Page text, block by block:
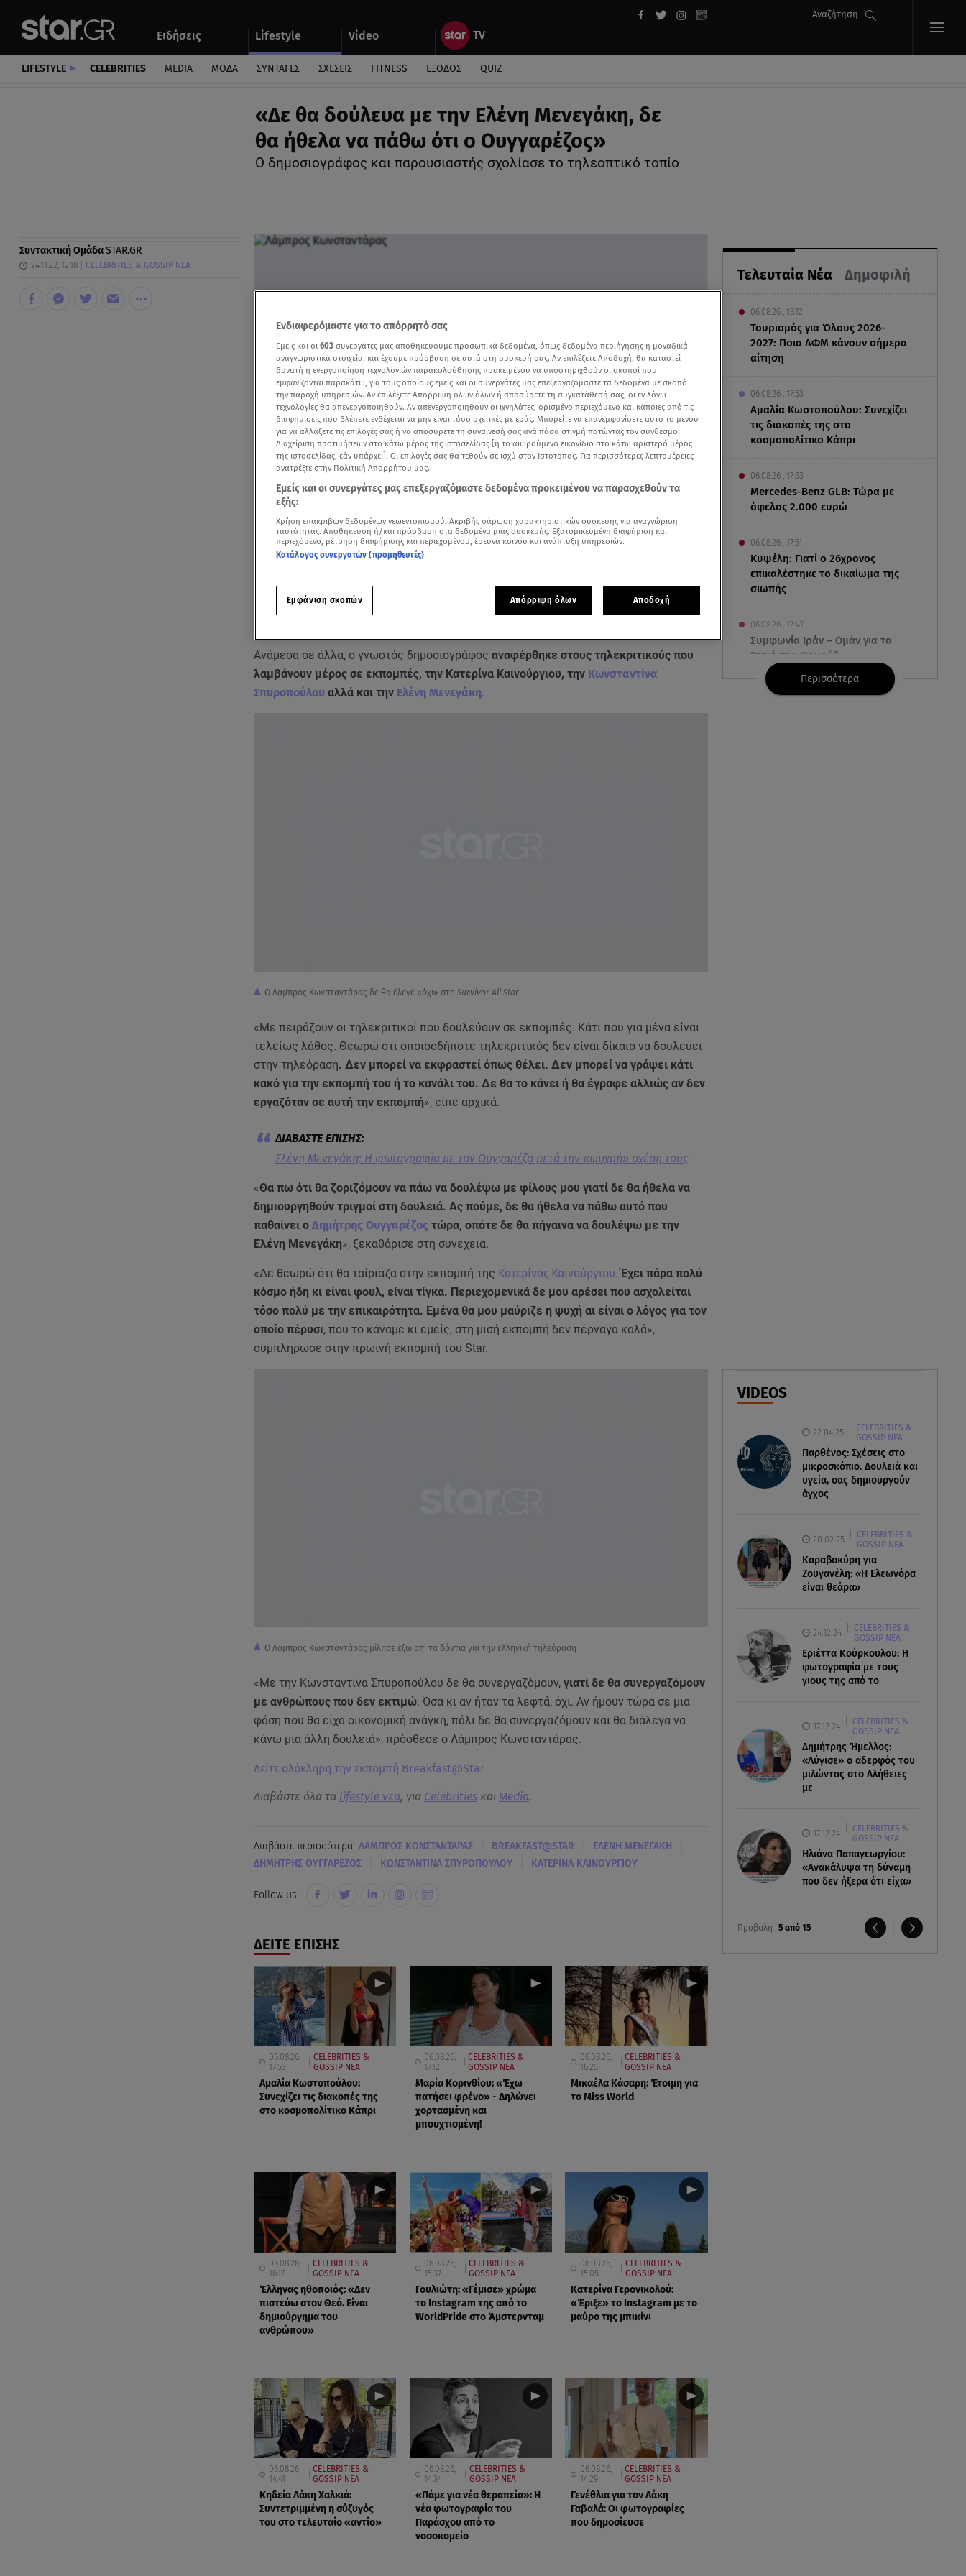
Ειδήσεις Lifestyle Video
Αναζήτηση
Αυτοκίνητο
LIFESTYLE CELEBRITIES MEDIA ΜΟΔΑ ΣΥΝΤΑΓΕΣ ΣΧΕΣΕΙΣ FITNESS ΕΞΟΔΟΣ QUIZ
«Δε θα δούλευα με την Ελένη Μενεγάκη, δε
θα ήθελα να πάθω ότι ο Ουγγαρέζος»
Ο δημοσιογράφος και παρουσιαστής σχολίασε το τηλεοπτικό τοπίο
Τελευταία Νέα Δημοφιλή
06.08.26 , 18:12
Τουρισμός για Όλους 2026-
2027: Ποια ΑΦΜ κάνουν σήμερα
αίτηση
06.08.26 , 17:53
Αμαλία Κωστοπούλου: Συνεχίζει
τις διακοπές της στο
κοσμοπολίτικο Κάπρι
06.08.26 , 17:53
Mercedes-Benz GLB: Τώρα με
όφελος 2.000 ευρώ
06.08.26 , 17:51
Κυψέλη: Γιατί ο 26χρονος
επικαλέστηκε το δικαίωμα της
σιωπής
06.08.26 , 17:43
Συμφωνία Ιράν – Ομάν για τα
Στενά του Ορμούζ
06.08.26 , 17:12
Suzuki: Δείτε πόσα αυτοκίνητα
πούλησε
Περισσότερα
VIDEOS
22.04.25
CELEBRITIES &
GOSSIP ΝΕΑ
Παρθένος: Σχέσεις στο
μικροσκόπιο. Δουλειά και
υγεία, σας δημιουργούν
άγχος
20.02.25
CELEBRITIES &
GOSSIP ΝΕΑ
Καραβοκύρη για
Ζουγανέλη: «Η Ελεωνόρα
είναι θεάρα»
24.12.24
CELEBRITIES &
GOSSIP ΝΕΑ
Εριέττα Κούρκουλου: Η
φωτογραφία με τους
γιους της από το
17.12.24
CELEBRITIES &
GOSSIP ΝΕΑ
Δημήτρης Ήμελλος:
«Λύγισε» ο αδερφός του
μιλώντας στο Αλήθειες
με
17.12.24
CELEBRITIES &
GOSSIP ΝΕΑ
Ηλιάνα Παπαγεωργίου:
«Ανακάλυψα τη δύναμη
που δεν ήξερα ότι είχα»
Προβολή 5 από 15
Συντακτική ΟμάδαSTAR.GR
24.11.22, 12:18 CELEBRITIES & GOSSIP ΝΕΑ
Add star.gr on Google
Μια εφ’ όλης της ύλης συνέντευξη παραχώρησε οΛάμπρος Κωνσταντάραςστη Μαίρη
Αργυριάδου και την κάμερα της εκπομπής
Ανάμεσα σε άλλα, ο γνωστός δημοσιογράφος αναφέρθηκε στους τηλεκριτικούς που
λαμβάνουν μέρος σε εκπομπές, την Κατερίνα Καινούργιου, την Κωνσταντίνα
Σπυροπούλου αλλά και την Ελένη Μενεγάκη.
Ο Λάμπρος Κωνσταντάρας δε θα έλεγε «όχι» στο Survivor All Star
«Με πειράζουν οι τηλεκριτικοί που δουλεύουν σε εκπομπές. Κάτι που για μένα είναι
τελείως λάθος. Θεωρώ ότι οποιοσδήποτε τηλεκριτικός δεν είναι δίκαιο να δουλεύει
στην τηλεόραση. Δεν μπορεί να εκφραστεί όπως θέλει. Δεν μπορεί να γράψει κάτι
κακό για την εκπομπή του ή το κανάλι του. Δε θα το κάνει ή θα έγραφε αλλιώς αν δεν
εργαζόταν σε αυτή την εκπομπή», είπε αρχικά.
Ελένη Μενεγάκη: Η φωτογραφία με τον Ουγγαρέζο μετά την «ψυχρή» σχέση τους
«Θα πω ότι θα ζοριζόμουν να πάω να δουλέψω με φίλους μου γιατί δε θα ήθελα να
δημιουργηθούν τριγμοί στη δουλειά. Ας πούμε, δε θα ήθελα να πάθω αυτό που
παθαίνει ο Δημήτρης Ουγγαρέζος τώρα, οπότε δε θα πήγαινα να δουλέψω με την
Ελένη Μενεγάκη», ξεκαθάρισε στη συνεχεια.
«Δε θεωρώ ότι θα ταίριαζα στην εκπομπή της Κατερίνας Καινούργιου.Έχει πάρα πολύ
κόσμο ήδη κι είναι φουλ, είναι τίγκα. Περιεχομενικά δε μου αρέσει που ασχολείται
τόσο πολύ με την επικαιρότητα. Εμένα θα μου μαύριζε η ψυχή αι είναι ο λόγος για τον
οποίο πέρυσι, που το κάναμε κι εμείς, στη μισή εκπομπή δεν πέρναγα καλά»,
συμπλήρωσε στην πρωινή εκπομπή του Star.
O Λάμπρος Κωνσταντάρας μίλησε έξω απ' τα δόντια για την ελληνική τηλεόραση
«Με την Κωνσταντίνα Σπυροπούλου δε θα συνεργαζόμουν,γιατί δε θα συνεργαζόμουν
με ανθρώπους που δεν εκτιμώ. Όσα κι αν ήταν τα λεφτά, όχι. Αν ήμουν τώρα σε μια
φάση που θα είχα οικονομική ανάγκη, πάλι δε θα συνεργαζόμουν και θα διάλεγα να
κάνω μια άλλη δουλειά», πρόσθεσε ο Λάμπρος Κωνσταντάρας.
Δείτε ολόκληρη την εκπομπή Breakfast@Star
Διαβάστε όλα τα lifestyle νεα, για Celebritiesκαι Media.
Διαβάστε περισσότερα: ΛΑΜΠΡΟΣ ΚΩΝΣΤΑΝΤΑΡΑΣ BREAKFAST@STAR ΕΛΕΝΗ ΜΕΝΕΓΑΚΗ
ΔΗΜΗΤΡΗΣ ΟΥΓΓΑΡΕΖΟΣ ΚΩΝΣΤΑΝΤΙΝΑ ΣΠΥΡΟΠΟΥΛΟΥ KΑΤΕΡΙΝΑ ΚΑΙΝΟΥΡΓΙΟΥ
Follow us:
ΔΕΙΤΕ ΕΠΙΣΗΣ
06.08.26,
17:53
CELEBRITIES &
GOSSIP ΝΕΑ
Αμαλία Κωστοπούλου:
Συνεχίζει τις διακοπές της
στο κοσμοπολίτικο Κάπρι
06.08.26,
17:12
CELEBRITIES &
GOSSIP ΝΕΑ
Μαρία Κορινθίου: «Έχω
πατήσει φρένο» - Δηλώνει
χορτασμένη και
μπουχτισμένη!
06.08.26,
16:25
CELEBRITIES &
GOSSIP ΝΕΑ
Μικαέλα Κάσαρη: Έτοιμη για
το Miss World
06.08.26,
16:17
CELEBRITIES &
GOSSIP ΝΕΑ
Έλληνας ηθοποιός: «Δεν
πιστεύω στον Θεό. Είναι
δημιούργημα του
ανθρώπου»
06.08.26,
15:37
CELEBRITIES &
GOSSIP ΝΕΑ
Γουλιώτη: «Γέμισε» χρώμα
το Instagram της από το
WorldPride στο Άμστερνταμ
06.08.26,
15:05
CELEBRITIES &
GOSSIP ΝΕΑ
Κατερίνα Γερονικολού:
«Έριξε» το Instagram με το
μαύρο της μπικίνι
06.08.26,
14:41
CELEBRITIES &
GOSSIP ΝΕΑ
Κηδεία Λάκη Χαλκιά:
Συντετριμμένη η σύζυγός
του στο τελευταίο «αντίο»
06.08.26,
14:34
CELEBRITIES &
GOSSIP ΝΕΑ
«Πάμε για νέα θεραπεία»: Η
νέα φωτογραφία του
Παράσχου από το
νοσοκομείο
06.08.26,
14:29
CELEBRITIES &
GOSSIP ΝΕΑ
Γενέθλια για τον Λάκη
Γαβαλά: Οι φωτογραφίες
που δημοσίευσε
Ενδιαφερόμαστε για το απόρρητό σας
Εμείς και οι 603 συνεργάτες μας αποθηκεύουμε προσωπικά δεδομένα, όπως δεδομένα περιήγησης ή μοναδικά
αναγνωριστικά στοιχεία, και έχουμε πρόσβαση σε αυτά στη συσκευή σας. Αν επιλέξετε Αποδοχή, θα καταστεί
δυνατή η ενεργοποίηση τεχνολογιών παρακολούθησης προκειμένου να υποστηριχθούν οι σκοποί που
εμφανίζονται παρακάτω, για τους οποίους εμείς και οι συνεργάτες μας επεξεργαζόμαστε τα δεδομένα με σκοπό
την παροχή υπηρεσιών. Αν επιλέξετε Απόρριψη όλων όλων ή αποσύρετε τη συγκατάθεσή σας, οι εν λόγω
τεχνολογίες θα απενεργοποιηθούν. Αν απενεργοποιηθούν οι ιχνηλάτες, ορισμένο περιεχόμενο και κάποιες από τις
διαφημίσεις που βλέπετε ενδέχεται να μην είναι τόσο σχετικές με εσάς. Μπορείτε να επανεμφανίσετε αυτό το μενού
για να αλλάξετε τις επιλογές σας ή να αποσύρετε τη συναίνεσή σας ανά πάσα στιγμή πατώντας τον σύνδεσμο
Διαχείριση προτιμήσεων στο κάτω μέρος της ιστοσελίδας [ή το αιωρούμενο εικονίδιο στο κάτω αριστερό μέρος
της ιστοσελίδας, εάν υπάρχει]. Οι επιλογές σας θα τεθούν σε ισχύ στον Ιστότοπος. Για περισσότερες λεπτομέρειες
ανατρέξτε στην Πολιτική Απορρήτου μας.
Εμείς και οι συνεργάτες μας επεξεργαζόμαστε δεδομένα προκειμένου να παρασχεθούν τα
εξής:
Χρήση επακριβών δεδομένων γεωεντοπισμού. Ακριβής σάρωση χαρακτηριστικών συσκευής για αναγνώριση
ταυτότητας. Αποθήκευση ή/και πρόσβαση στα δεδομένα μιας συσκευής. Εξατομικευμένη διαφήμιση και
περιεχόμενο, μέτρηση διαφήμισης και περιεχομένου, έρευνα κοινού και ανάπτυξη υπηρεσιών.
Κατάλογος συνεργατών (προμηθευτές)
Εμφάνιση σκοπών Απόρριψη όλων Αποδοχή